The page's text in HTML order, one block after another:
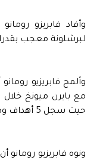
وأفاد فابريزو
لبرشلونة معجب
مع بايرن ميونخ
حيث سجل 5 أهداف وصنع 3 أهداف آخرين.
ونوه فابريزيو